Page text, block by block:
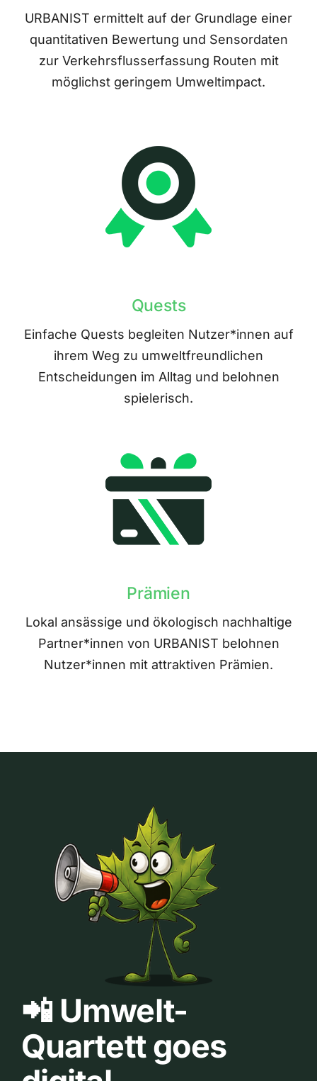
URBANIST ermittelt auf der Grundlage einer
quantitativen Bewertung und Sensordaten
zur Verkehrsflusserfassung Routen mit
möglichst geringem Umweltimpact.
Quests
Einfache Quests begleiten Nutzer*innen auf
ihrem Weg zu umweltfreundlichen
Entscheidungen im Alltag und belohnen
spielerisch.
Prämien
Lokal ansässige und ökologisch nachhaltige
Partner*innen von URBANIST belohnen
Nutzer*innen mit attraktiven Prämien.
📲 Umwelt-
Quartett goes